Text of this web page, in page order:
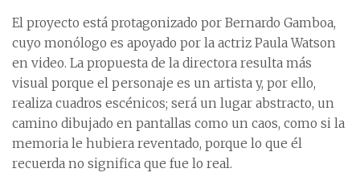
El proyecto está protagonizado por Bernardo Gamboa,
cuyo monólogo es apoyado por la actriz Paula Watson
en video. La propuesta de la directora resulta más
visual porque el personaje es un artista y, por ello,
realiza cuadros escénicos; será un lugar abstracto, un
camino dibujado en pantallas como un caos, como si la
memoria le hubiera reventado, porque lo que él
recuerda no significa que fue lo real.